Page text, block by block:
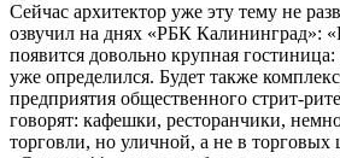
Сейчас архитектор уже эту тему не
озвучил на днях «РБК Калининград»:
появится довольно крупная
уже определился. Будет также
предприятия общественного стрит-
говорят: кафешки, ресторанчики,
торговли, но уличной, а не в торговых